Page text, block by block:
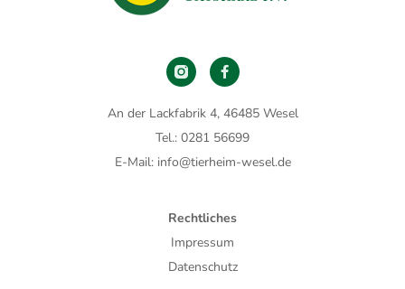
An der Lackfabrik 4, 46485 Wesel
Tel.: 0281 56699
E-Mail: info@tierheim-wesel.de
Rechtliches
Impressum
Datenschutz